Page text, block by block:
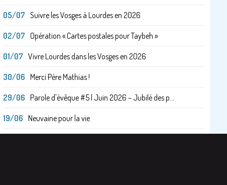
05/07 Suivre les Vosges à Lourdes en 2026
02/07 Opération « Cartes postales pour Taybeh »
01/07 Vivre Lourdes dans les Vosges en 2026
30/06 Merci Père Mathias !
29/06 Parole d'évêque #5 | Juin 2026 – Jubilé des p...
19/06 Neuvaine pour la vie